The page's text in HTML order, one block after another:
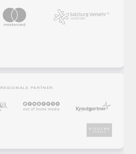
REGIONALE PARTNER